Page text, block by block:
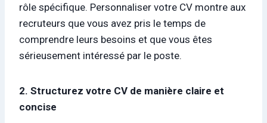
rôle spécifique. Personnaliser votre CV montre aux
recruteurs que vous avez pris le temps de
comprendre leurs besoins et que vous êtes
sérieusement intéressé par le poste.
2. Structurez votre CV de manière claire et
concise